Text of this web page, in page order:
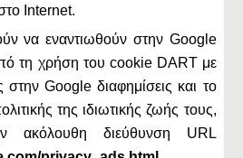
Internet.
να εναντιωθούν στην Google
τη χρήση του cookie DART με
στην Google διαφημίσεις και το
της ιδιωτικής ζωής τους,
ακόλουθη διεύθυνση URL